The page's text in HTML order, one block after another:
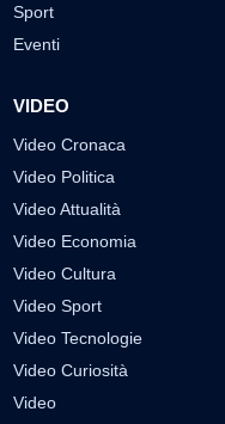
Sport
Eventi
VIDEO
Video Cronaca
Video Politica
Video Attualità
Video Economia
Video Cultura
Video Sport
Video Tecnologie
Video Curiosità
Video